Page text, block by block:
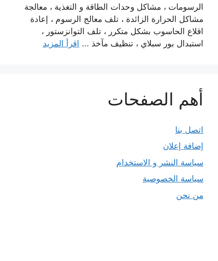
الرسومات ، مشاكل وحدات الطاقة و التغذية ، معالجة
مشاكل الحرارة الزائدة ، تلف معالج الرسوم ، إعادة
اقلاع الحاسوب بشكل متكرر ، تلف التوانزستور ،
استبدال بور سبلاي ، تنظيف مآخذ ... اقرأ المزيد
أهم الصفحات
اتصل بنا
إضافة إعلان
سياسة النشر و الاستخدام
سياسة الخصوصية
من نحن